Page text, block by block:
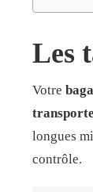
Les
Votre
longues
contrôle.